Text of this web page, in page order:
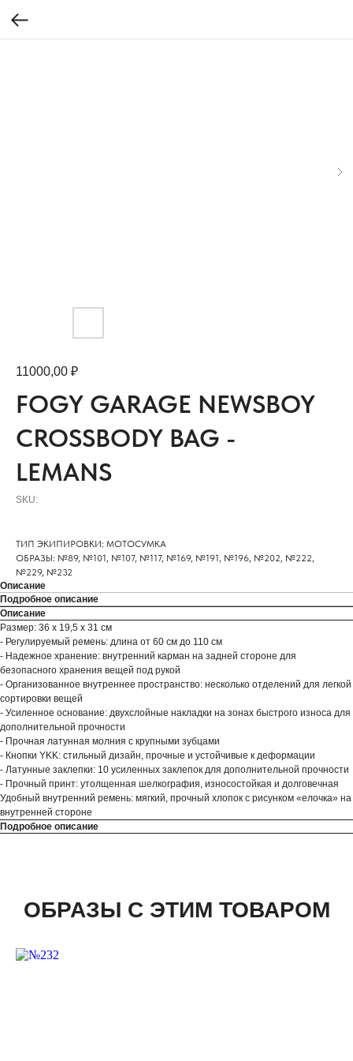
FOGY GARAGE NEWSBOY
CROSSBODY BAG -
LEMANS
SKU:
11000,00 ₽
ТИП ЭКИПИРОВКИ: МОТОСУМКА
ОБРАЗЫ: №89, №101, №107, №117, №169, №191, №196, №202, №222,
№229, №232
Описание
Подробное описание
Описание
Размер: 36 x 19,5 x 31 см
- Регулируемый ремень: длина от 60 см до 110 см
- Надежное хранение: внутренний карман на задней стороне для
безопасного хранения вещей под рукой
- Организованное внутреннее пространство: несколько отделений для легкой
сортировки вещей
- Усиленное основание: двухслойные накладки на зонах быстрого износа для
дополнительной прочности
- Прочная латунная молния с крупными зубцами
- Кнопки YKK: стильный дизайн, прочные и устойчивые к деформации
- Латунные заклепки: 10 усиленных заклепок для дополнительной прочности
- Прочный принт: утолщенная шелкография, износостойкая и долговечная
Удобный внутренний ремень: мягкий, прочный хлопок с рисунком «елочка» на
внутренней стороне
Подробное описание
ОБРАЗЫ С ЭТИМ ТОВАРОМ